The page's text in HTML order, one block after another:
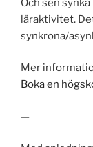
Och sen
läraktivitet.
synkrona/
Mer
Boka en
—